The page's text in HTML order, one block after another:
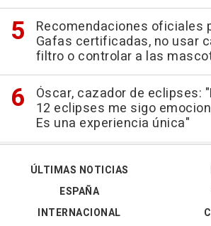
Recomendaciones oficiales
Gafas certificadas, no usar
filtro o controlar a las
Óscar, cazador de eclipses:
12 eclipses me sigo
Es una experiencia única"
ÚLTIMAS NOTICIAS
ESPAÑA
INTERNACIONAL